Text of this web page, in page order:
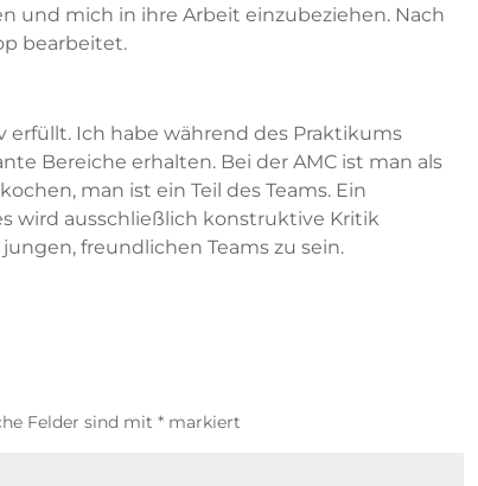
und mich in ihre Arbeit einzubeziehen. Nach
bearbeitet.
Ich habe während des Praktikums
Bereiche erhalten. Bei der AMC ist man als
man ist ein Teil des Teams. Ein
wird ausschließlich konstruktive Kritik
freundlichen Teams zu sein.
Felder sind mit* markiert